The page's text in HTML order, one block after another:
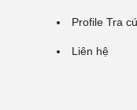
Profile Tra
Liên hệ